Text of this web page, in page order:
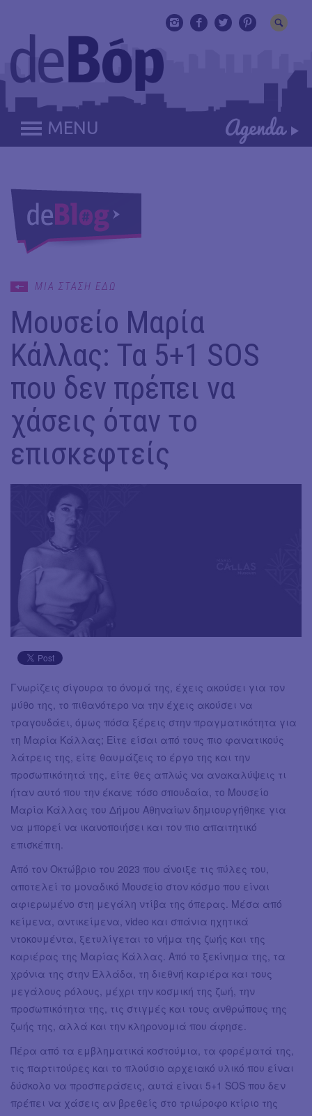
MENU
ΜΙΑ ΣΤΑΣΗ ΕΔΩ
Μουσείο Μαρία
Κάλλας: Τα 5+1 SOS
που δεν πρέπει να
χάσεις όταν το
επισκεφτείς
Γνωρίζεις σίγουρα το όνομά της, έχεις ακούσει για τον
μύθο της, το πιθανότερο να την έχεις ακούσει να
τραγουδάει, όμως πόσα ξέρεις στην πραγματικότητα για
τη Μαρία Κάλλας; Είτε είσαι από τους πιο φανατικούς
λάτρεις της, είτε θαυμάζεις το έργο της και την
προσωπικότητά της, είτε θες απλώς να ανακαλύψεις τι
ήταν αυτό που την έκανε τόσο σπουδαία, το Μουσείο
Μαρία Κάλλας του Δήμου Αθηναίων δημιουργήθηκε για
να μπορεί να ικανοποιήσει και τον πιο απαιτητικό
επισκέπτη.
Από τον Οκτώβριο του 2023 που άνοιξε τις πύλες του,
αποτελεί το μοναδικό Μουσείο στον κόσμο που είναι
αφιερωμένο στη μεγάλη ντίβα της όπερας. Μέσα από
κείμενα, αντικείμενα, video και σπάνια ηχητικά
ντοκουμέντα, ξετυλίγεται το νήμα της ζωής και της
καριέρας της Μαρίας Κάλλας. Από το ξεκίνημα της, τα
χρόνια της στην Ελλάδα, τη διεθνή καριέρα και τους
μεγάλους ρόλους, μέχρι την κοσμική της ζωή, την
προσωπικότητα της, τις στιγμές και τους ανθρώπους της
ζωής της, αλλά και την κληρονομιά που άφησε.
Πέρα από τα εμβληματικά κοστούμια, τα φορέματά της,
τις παρτιτούρες και το πλούσιο αρχειακό υλικό που είναι
δύσκολο να προσπεράσεις, αυτά είναι 5+1 SOS που δεν
πρέπει να χάσεις αν βρεθείς στο τριώροφο κτίριο της